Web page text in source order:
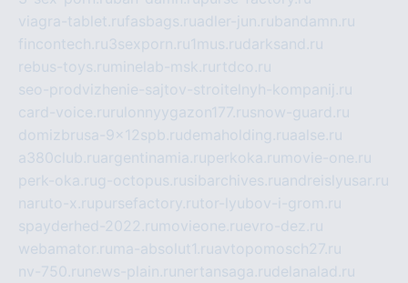
viagra-tablet.rufasbags.ruadler-jun.rubandamn.ru
fincontech.ru3sexporn.ru1mus.rudarksand.ru
rebus-toys.ru minelab-msk.ru rtdco.ru
seo-prodvizhenie-sajtov-stroitelnyh-kompanij.ru
card-voice.ru rulonnyygazon177.rusnow-guard.ru
domizbrusa-9x12spb.rudemaholding.ruaalse.ru
a380club.ruargentinamia.ruperkoka.ru movie-one.ru
perk-oka.rug-octopus.rusibarchives.ruandreislyusar.ru
naruto-x.rupursefactory.rutor-lyubov-i-grom.ru
spayderhed-2022.ru movieone.ruevro-dez.ru
webamator.ru ma-absolut1.ruavtopomosch27.ru
nv-750.ru news-plain.ru nertansaga.rudelanalad.ru